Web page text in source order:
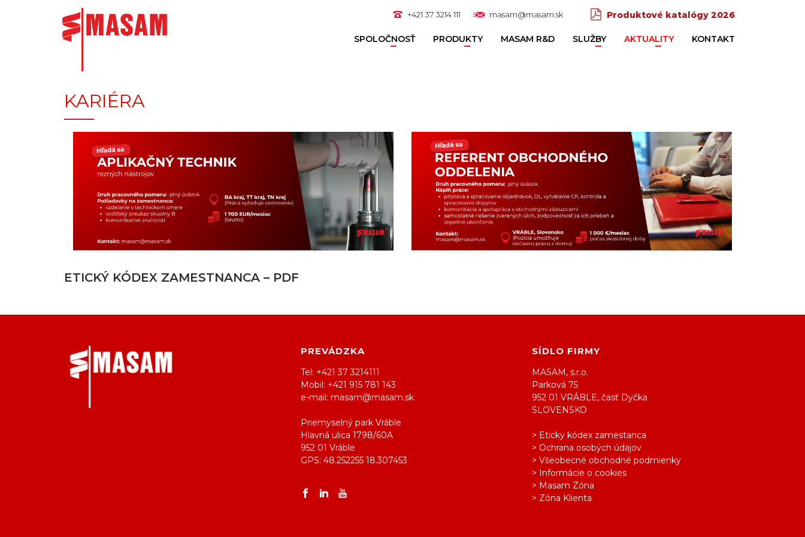
+421 37 3214 111 masam@masam.sk Produktové katalógy 2026
SPOLOČNOSŤ PRODUKTY MASAM R&D SLUŽBY AKTUALITY KONTAKT
KARIÉRA
ETICKÝ KÓDEX ZAMESTNANCA – PDF
PREVÁDZKA
Tel: +421 37 3214111
Mobil: +421 915 781 143
e-mail: masam@masam.sk
Priemyselný park Vráble
Hlavná ulica 1798/60A
952 01 Vráble
GPS: 48.252255 18.307453
SÍDLO FIRMY
MASAM, s.r.o.
Parková 75
952 01 VRÁBLE, časť Dyčka
SLOVENSKO
> Eticky kódex zamestanca
> Ochrana osobých údajov
> Všeobecné obchodné podmienky
> Informácie o cookies
> Masam Zóna
> Zóna Klienta